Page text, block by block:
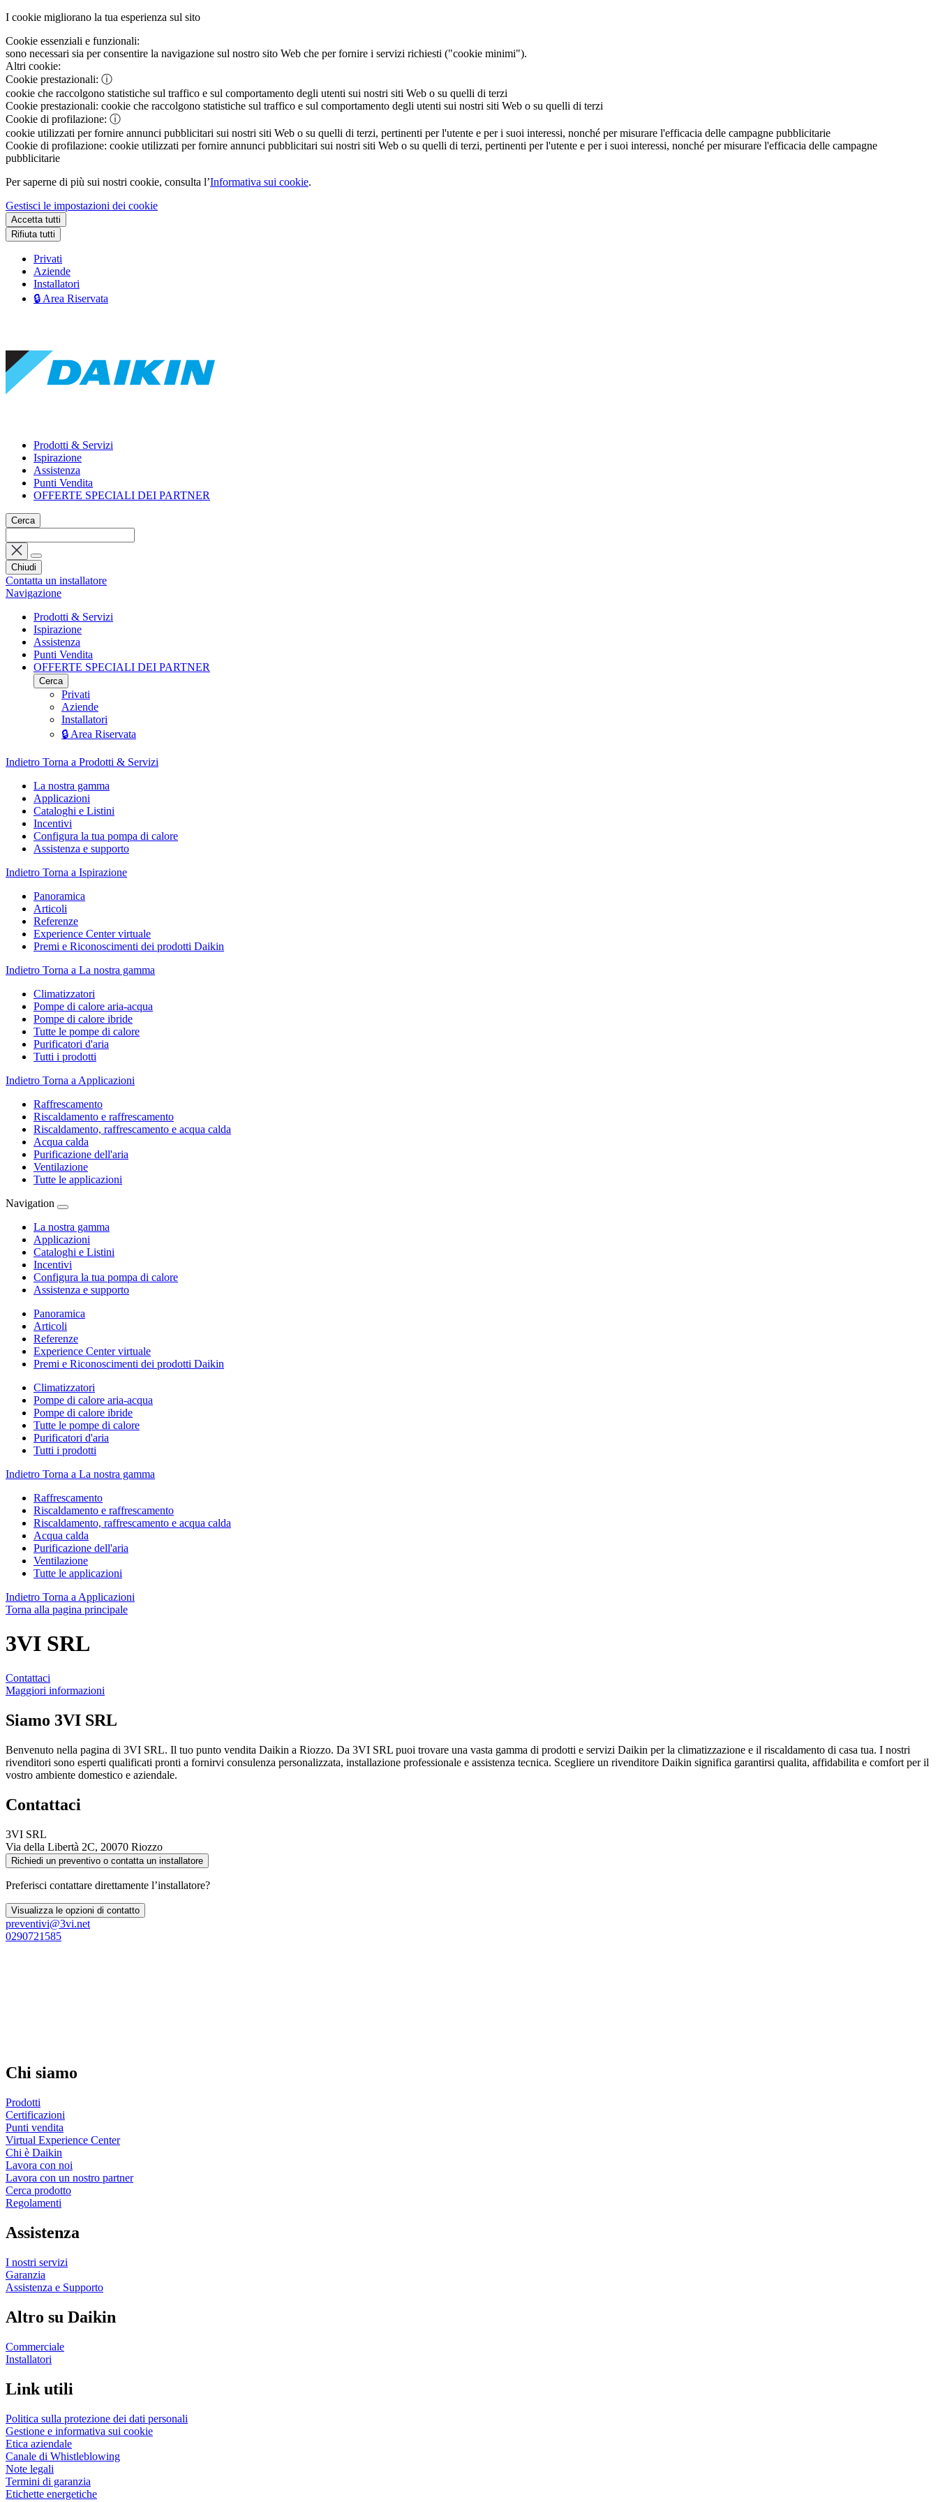
I cookie migliorano la tua esperienza sul sito
Cookie essenziali e funzionali:
sono necessari sia per consentire la navigazione sul nostro sito Web che per fornire i servizi richiesti ("cookie minimi").
Altri cookie:
Cookie prestazionali: ⓘ
cookie che raccolgono statistiche sul traffico e sul comportamento degli utenti sui nostri siti Web o su quelli di terzi
Cookie prestazionali: cookie che raccolgono statistiche sul traffico e sul comportamento degli utenti sui nostri siti Web o su quelli di terzi
Cookie di profilazione: ⓘ
cookie utilizzati per fornire annunci pubblicitari sui nostri siti Web o su quelli di terzi, pertinenti per l'utente e per i suoi interessi, nonché per misurare l'efficacia delle campagne pubblicitarie
Cookie di profilazione: cookie utilizzati per fornire annunci pubblicitari sui nostri siti Web o su quelli di terzi, pertinenti per l'utente e per i suoi interessi, nonché per misurare l'efficacia delle campagne
pubblicitarie
Per saperne di più sui nostri cookie, consulta l’Informativa sui cookie.
Gestisci le impostazioni dei cookie
Accetta tutti
Rifiuta tutti
Privati
Aziende
Installatori
🔒 Area Riservata
Prodotti & Servizi
Ispirazione
Assistenza
Punti Vendita
OFFERTE SPECIALI DEI PARTNER
Cerca
Chiudi
Contatta un installatore
Navigazione
Prodotti & Servizi
Ispirazione
Assistenza
Punti Vendita
OFFERTE SPECIALI DEI PARTNER
Cerca
Privati
Aziende
Installatori
🔒 Area Riservata
Indietro Torna a Prodotti & Servizi
La nostra gamma
Applicazioni
Cataloghi e Listini
Incentivi
Configura la tua pompa di calore
Assistenza e supporto
Indietro Torna a Ispirazione
Panoramica
Articoli
Referenze
Experience Center virtuale
Premi e Riconoscimenti dei prodotti Daikin
Indietro Torna a La nostra gamma
Climatizzatori
Pompe di calore aria-acqua
Pompe di calore ibride
Tutte le pompe di calore
Purificatori d'aria
Tutti i prodotti
Indietro Torna a Applicazioni
Raffrescamento
Riscaldamento e raffrescamento
Riscaldamento, raffrescamento e acqua calda
Acqua calda
Purificazione dell'aria
Ventilazione
Tutte le applicazioni
Navigation
La nostra gamma
Applicazioni
Cataloghi e Listini
Incentivi
Configura la tua pompa di calore
Assistenza e supporto
Panoramica
Articoli
Referenze
Experience Center virtuale
Premi e Riconoscimenti dei prodotti Daikin
Climatizzatori
Pompe di calore aria-acqua
Pompe di calore ibride
Tutte le pompe di calore
Purificatori d'aria
Tutti i prodotti
Indietro Torna a La nostra gamma
Raffrescamento
Riscaldamento e raffrescamento
Riscaldamento, raffrescamento e acqua calda
Acqua calda
Purificazione dell'aria
Ventilazione
Tutte le applicazioni
Indietro Torna a Applicazioni
Torna alla pagina principale
3VI SRL
Contattaci
Maggiori informazioni
Siamo 3VI SRL
Benvenuto nella pagina di 3VI SRL. Il tuo punto vendita Daikin a Riozzo. Da 3VI SRL puoi trovare una vasta gamma di prodotti e servizi Daikin per la climatizzazione e il riscaldamento di casa tua. I nostri
rivenditori sono esperti qualificati pronti a fornirvi consulenza personalizzata, installazione professionale e assistenza tecnica. Scegliere un rivenditore Daikin significa garantirsi qualita, affidabilita e comfort per il
vostro ambiente domestico e aziendale.
Contattaci
3VI SRL
Via della Libertà 2C, 20070 Riozzo
Richiedi un preventivo o contatta un installatore
Preferisci contattare direttamente l’installatore?
Visualizza le opzioni di contatto
preventivi@3vi.net
0290721585
Chi siamo
Prodotti
Certificazioni
Punti vendita
Virtual Experience Center
Chi è Daikin
Lavora con noi
Lavora con un nostro partner
Cerca prodotto
Regolamenti
Assistenza
I nostri servizi
Garanzia
Assistenza e Supporto
Altro su Daikin
Commerciale
Installatori
Link utili
Politica sulla protezione dei dati personali
Gestione e informativa sui cookie
Etica aziendale
Canale di Whistleblowing
Note legali
Termini di garanzia
Etichette energetiche